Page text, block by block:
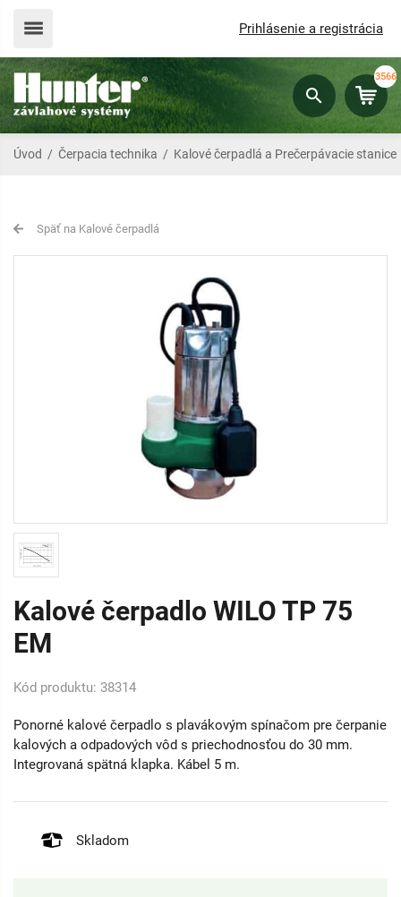
Prihlásenie a registrácia
3566
Úvod / Čerpacia technika / Kalové čerpadlá a Prečerpávacie stanice
Späť na Kalové čerpadlá
Kalové čerpadlo WILO TP 75
EM
Kód produktu: 38314
Ponorné kalové čerpadlo s plavákovým spínačom pre čerpanie
kalových a odpadových vôd s priechodnosťou do 30 mm.
Integrovaná spätná klapka. Kábel 5 m.
Skladom